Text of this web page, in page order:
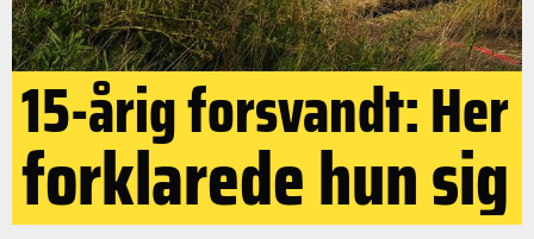
15-årig forsvandt: Her
forklarede hun sig